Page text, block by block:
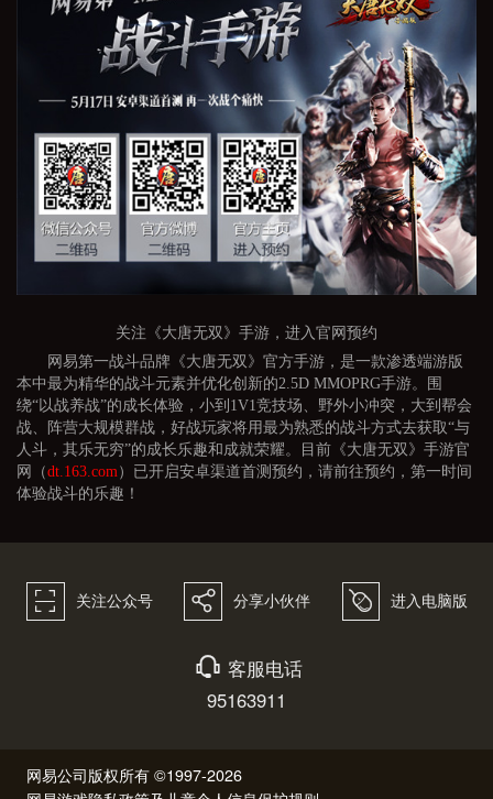
关注《大唐无双》手游，进入官网预约
网易第一战斗品牌《大唐无双》官方手游，是一款渗透端游版
本中最为精华的战斗元素并优化创新的2.5D MMOPRG手游。围
绕“以战养战”的成长体验，小到1V1竞技场、野外小冲突，大到帮会
战、阵营大规模群战，好战玩家将用最为熟悉的战斗方式去获取“与
人斗，其乐无穷”的成长乐趣和成就荣耀。目前《大唐无双》手游官
网（dt.163.com）已开启安卓渠道首测预约，请前往预约，第一时间
体验战斗的乐趣！
򰀁 关注公众号 򰀂 分享小伙伴 򰀄 进入电脑版
򰀃 客服电话
95163911
网易公司版权所有 ©1997-2026